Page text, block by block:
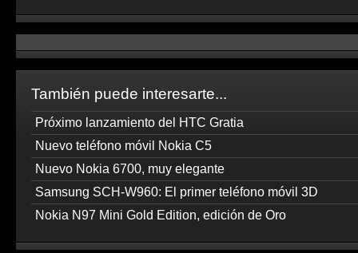
También puede interesarte...
Próximo lanzamiento del HTC Gratia
Nuevo teléfono móvil Nokia C5
Nuevo Nokia 6700, muy elegante
Samsung SCH-W960: El primer teléfono móvil 3D
Nokia N97 Mini Gold Edition, edición de Oro